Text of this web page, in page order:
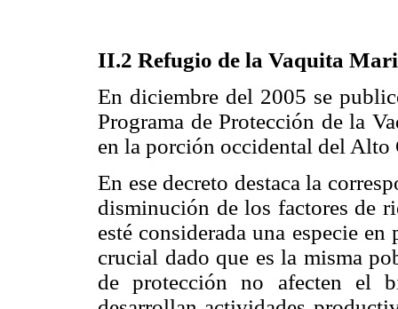
II.2 Refugio de la Vaquita
En diciembre del 2005 se
Programa de Protección de la
en la porción occidental del
En ese decreto destaca la
disminución de los factores de
esté considerada una especie
crucial dado que es la misma
de protección no afecten el